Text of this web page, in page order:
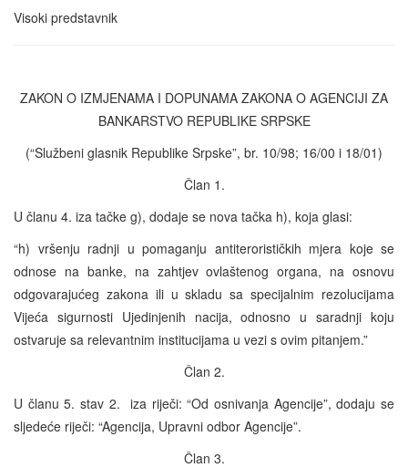
Visoki predstavnik
ZAKON O IZMJENAMA I DOPUNAMA ZAKONA O AGENCIJI ZA
BANKARSTVO REPUBLIKE SRPSKE
(“Službeni glasnik Republike Srpske”, br. 10/98; 16/00 i 18/01)
Član 1.
U članu 4. iza tačke g), dodaje se nova tačka h), koja glasi:
“h) vršenju radnji u pomaganju antiterorističkih mjera koje se
odnose na banke, na zahtjev ovlaštenog organa, na osnovu
odgovarajućeg zakona ili u skladu sa specijalnim rezolucijama
Vijeća sigurnosti Ujedinjenih nacija, odnosno u saradnji koju
ostvaruje sa relevantnim institucijama u vezi s ovim pitanjem.”
Član 2.
U članu 5. stav 2. iza riječi: “Od osnivanja Agencije”, dodaju se
sljedeće riječi: “Agencija, Upravni odbor Agencije”.
Član 3.